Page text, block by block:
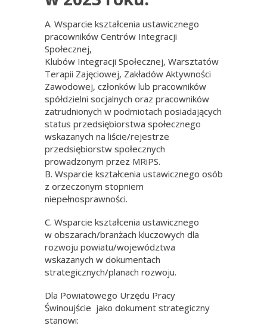
A. Wsparcie kształcenia ustawicznego
pracowników Centrów Integracji
Społecznej,
Klubów Integracji Społecznej, Warsztatów
Terapii Zajęciowej, Zakładów Aktywności
Zawodowej, członków lub pracowników
spółdzielni socjalnych oraz pracowników
zatrudnionych w podmiotach posiadających
status przedsiębiorstwa społecznego
wskazanych na liście/rejestrze
przedsiębiorstw społecznych
prowadzonym przez MRiPS.
B. Wsparcie kształcenia ustawicznego osób
z orzeczonym stopniem
niepełnosprawności.
C. Wsparcie kształcenia ustawicznego
w obszarach/branżach kluczowych dla
rozwoju powiatu/województwa
wskazanych w dokumentach
strategicznych/planach rozwoju.
Dla Powiatowego Urzędu Pracy
Świnoujście jako dokument strategiczny
stanowi: